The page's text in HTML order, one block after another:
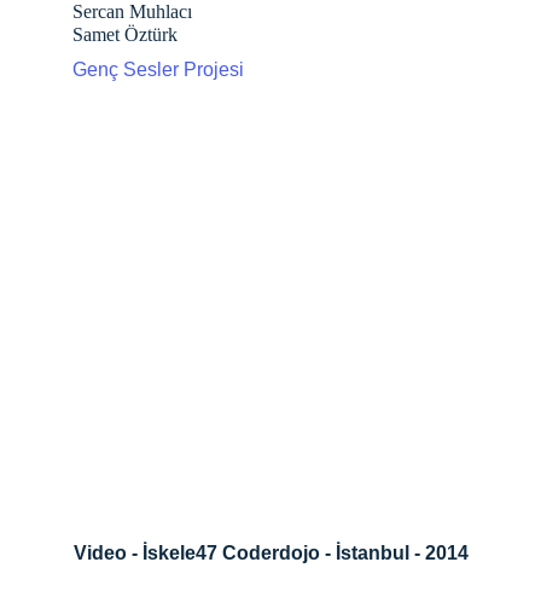
Sercan Muhlacı
Samet Öztürk
Video - İskele47 Coderdojo - İstanbul - 2014
Genç Sesler Projesi